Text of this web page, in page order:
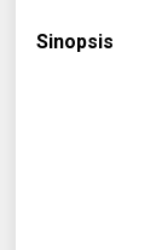
Sinopsis